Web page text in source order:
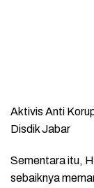
Aktivis Anti
Disdik Jabar
Sementara itu,
sebaiknya